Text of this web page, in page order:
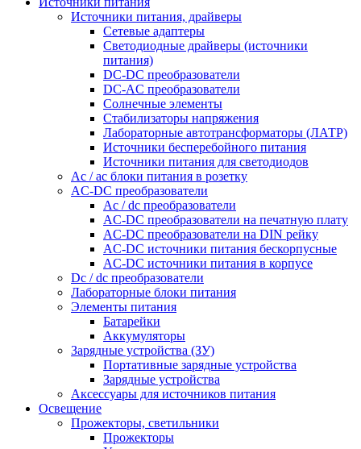
Источники питания, драйверы
Сетевые адаптеры
Светодиодные драйверы (источники
питания)
DC-DC преобразователи
DC-AC преобразователи
Солнечные элементы
Стабилизаторы напряжения
Лабораторные автотрансформаторы (ЛАТР)
Источники бесперебойного питания
Источники питания для светодиодов
Ac / ac блоки питания в розетку
AC-DC преобразователи
Ac / dc преобразователи
AC-DC преобразователи на печатную плату
AC-DC преобразователи на DIN рейку
AC-DC источники питания бескорпусные
AC-DC источники питания в корпусе
Dc / dc преобразователи
Лабораторные блоки питания
Элементы питания
Батарейки
Аккумуляторы
Зарядные устройства (ЗУ)
Портативные зарядные устройства
Зарядные устройства
Аксессуары для источников питания
Освещение
Прожекторы, светильники
Прожекторы